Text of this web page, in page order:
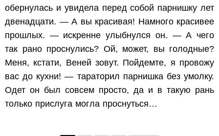
обернулась и увидела перед собой парнишку лет
двенадцати. — А вы красивая! Намного красивее
прошлых. — искренне улыбнулся он. — А чего
так рано проснулись? Ой, может, вы голодные?
Меня, кстати, Веней зовут. Пойдемте, я провожу
вас до кухни! — тараторил парнишка без умолку.
Одет он был совсем просто, да и в такую рань
только прислуга могла проснуться…